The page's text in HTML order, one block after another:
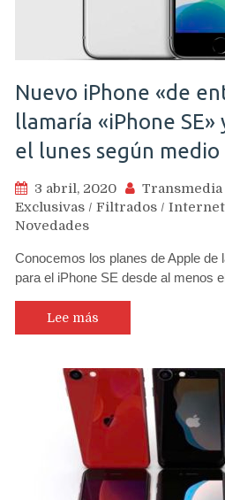
Nuevo iPhone «de
llamaría «iPhone SE»
el lunes según
3 abril, 2020 Transmedia
Exclusivas / Filtrados / Internet
Novedades
Conocemos los planes de Apple de
para el iPhone SE desde al menos
Lee más